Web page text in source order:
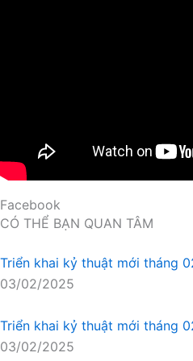
Facebook
CÓ THỂ BẠN QUAN TÂM
Triển khai kỷ thuật mới tháng
03/02/2025
Triển khai kỷ thuật mới tháng
03/02/2025